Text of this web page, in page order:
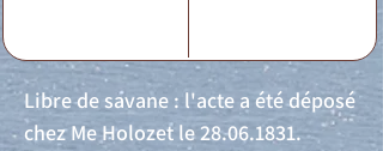
Libre de savane : l'acte a été déposé
chez Me Holozet le28.06.1831.